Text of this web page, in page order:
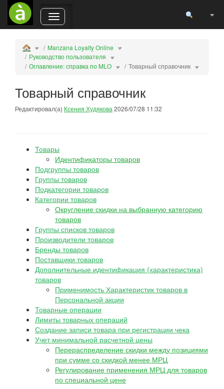
Переключает
горизонтальное
Manzana Loyalty Online
Руководство пользователя
Оглавление: справка по MLO
Товарный справочник
Товарный справочник
Редактировал(а) Ксения Худякова 2026/07/28 11:32
Товары
Идентификаторы товаров
Подгруппы товаров
Группы товаров
Подкатегории товаров
Категории товаров
Округление скидки на выбранную категорию
товаров
Группы списков товаров
Производители товаров
Бренды товаров
Поставщики товаров
Дополнительные идентификация (характеристика)
товаров
Применимость Характеристик товаров в
Персональной акции
Товарные операции
Лимиты товарных операций
Создание записи товара при регистрации чека
Учет минимальной расчетной цены
Перераспределение скидки между позициями
при сумме со скидкой менее МРЦ
Регулирование применения МРЦ для товаров
по специальной цене